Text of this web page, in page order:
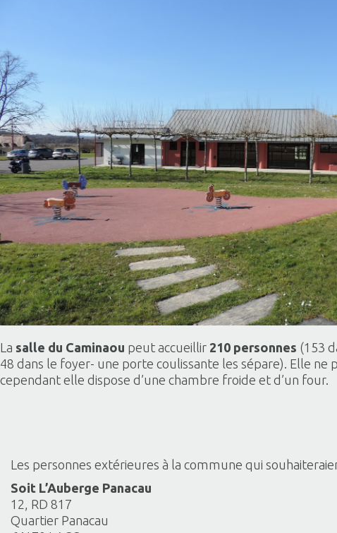
La salle du Caminaou peut accueillir 210 personnes (153
48 dans le foyer- une porte coulissante les sépare). Elle ne
cependant elle dispose d’une chambre froide et d’un four.
Les personnes extérieures à la commune qui
Soit L’Auberge Panacau
12, RD 817
Quartier Panacau